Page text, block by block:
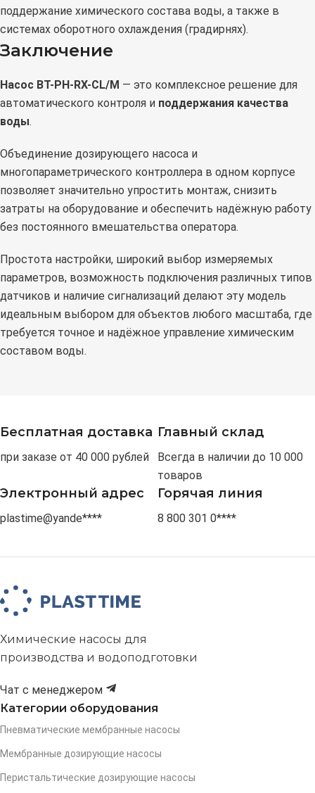
поддержание химического состава воды, а также в
системах оборотного охлаждения (градирнях).
Заключение
Насос BT-PH-RX-CL/M — это комплексное решение для
автоматического контроля и поддержания качества
воды.
Объединение дозирующего насоса и
многопараметрического контроллера в одном корпусе
позволяет значительно упростить монтаж, снизить
затраты на оборудование и обеспечить надёжную работу
без постоянного вмешательства оператора.
Простота настройки, широкий выбор измеряемых
параметров, возможность подключения различных типов
датчиков и наличие сигнализаций делают эту модель
идеальным выбором для объектов любого масштаба, где
требуется точное и надёжное управление химическим
составом воды.
Бесплатная доставка
при заказе от 40 000 рублей
Главный склад
Всегда в наличии до 10 000
товаров
Электронный адрес
plastime@yande****
Горячая линия
8 800 301 0****
Химические насосы для
производства и водоподготовки
Чат с менеджером
Категории оборудования
Пневматические мембранные насосы
Мембранные дозирующие насосы
Перистальтические дозирующие насосы